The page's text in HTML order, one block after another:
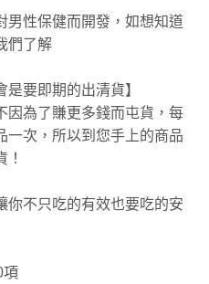
男性保健而開發，如想知道
們了解
是要即期的出清貨】
因為了賺更多錢而屯貨，每
一次，所以到您手上的商品
你不只吃的有效也要吃的安
項